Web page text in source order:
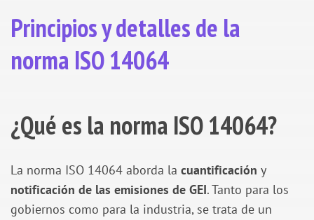
Principios y detalles de la
norma ISO 14064
¿Qué es la norma ISO 14064?
La norma ISO 14064 aborda la cuantificación y
notificación de las emisiones de GEI. Tanto para los
gobiernos como para la industria, se trata de un